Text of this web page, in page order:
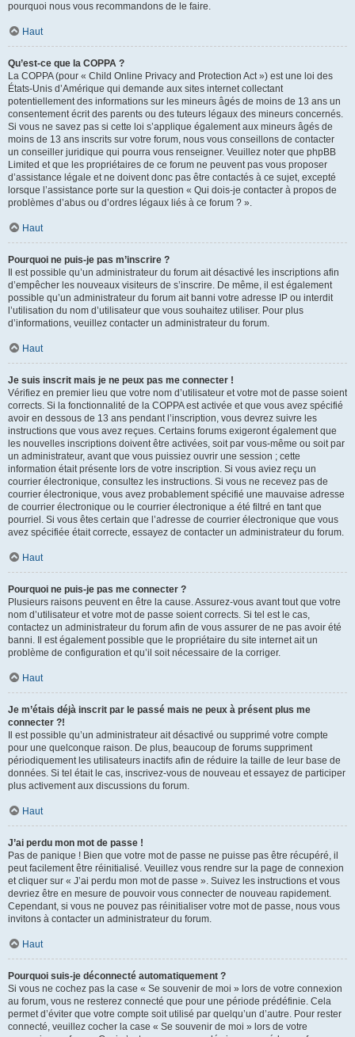
pourquoi nous vous recommandons de le faire.
Haut
Qu’est-ce que la COPPA ?
La COPPA (pour « Child Online Privacy and Protection Act ») est une loi des
États-Unis d’Amérique qui demande aux sites internet collectant
potentiellement des informations sur les mineurs âgés de moins de 13 ans un
consentement écrit des parents ou des tuteurs légaux des mineurs concernés.
Si vous ne savez pas si cette loi s’applique également aux mineurs âgés de
moins de 13 ans inscrits sur votre forum, nous vous conseillons de contacter
un conseiller juridique qui pourra vous renseigner. Veuillez noter que phpBB
Limited et que les propriétaires de ce forum ne peuvent pas vous proposer
d’assistance légale et ne doivent donc pas être contactés à ce sujet, excepté
lorsque l’assistance porte sur la question « Qui dois-je contacter à propos de
problèmes d’abus ou d’ordres légaux liés à ce forum ? ».
Haut
Pourquoi ne puis-je pas m’inscrire ?
Il est possible qu’un administrateur du forum ait désactivé les inscriptions afin
d’empêcher les nouveaux visiteurs de s’inscrire. De même, il est également
possible qu’un administrateur du forum ait banni votre adresse IP ou interdit
l’utilisation du nom d’utilisateur que vous souhaitez utiliser. Pour plus
d’informations, veuillez contacter un administrateur du forum.
Haut
Je suis inscrit mais je ne peux pas me connecter !
Vérifiez en premier lieu que votre nom d’utilisateur et votre mot de passe soient
corrects. Si la fonctionnalité de la COPPA est activée et que vous avez spécifié
avoir en dessous de 13 ans pendant l’inscription, vous devrez suivre les
instructions que vous avez reçues. Certains forums exigeront également que
les nouvelles inscriptions doivent être activées, soit par vous-même ou soit par
un administrateur, avant que vous puissiez ouvrir une session ; cette
information était présente lors de votre inscription. Si vous aviez reçu un
courrier électronique, consultez les instructions. Si vous ne recevez pas de
courrier électronique, vous avez probablement spécifié une mauvaise adresse
de courrier électronique ou le courrier électronique a été filtré en tant que
pourriel. Si vous êtes certain que l’adresse de courrier électronique que vous
avez spécifiée était correcte, essayez de contacter un administrateur du forum.
Haut
Pourquoi ne puis-je pas me connecter ?
Plusieurs raisons peuvent en être la cause. Assurez-vous avant tout que votre
nom d’utilisateur et votre mot de passe soient corrects. Si tel est le cas,
contactez un administrateur du forum afin de vous assurer de ne pas avoir été
banni. Il est également possible que le propriétaire du site internet ait un
problème de configuration et qu’il soit nécessaire de la corriger.
Haut
Je m’étais déjà inscrit par le passé mais ne peux à présent plus me
connecter ?!
Il est possible qu’un administrateur ait désactivé ou supprimé votre compte
pour une quelconque raison. De plus, beaucoup de forums suppriment
périodiquement les utilisateurs inactifs afin de réduire la taille de leur base de
données. Si tel était le cas, inscrivez-vous de nouveau et essayez de participer
plus activement aux discussions du forum.
Haut
J’ai perdu mon mot de passe !
Pas de panique ! Bien que votre mot de passe ne puisse pas être récupéré, il
peut facilement être réinitialisé. Veuillez vous rendre sur la page de connexion
et cliquer sur « J’ai perdu mon mot de passe ». Suivez les instructions et vous
devriez être en mesure de pouvoir vous connecter de nouveau rapidement.
Cependant, si vous ne pouvez pas réinitialiser votre mot de passe, nous vous
invitons à contacter un administrateur du forum.
Haut
Pourquoi suis-je déconnecté automatiquement ?
Si vous ne cochez pas la case « Se souvenir de moi » lors de votre connexion
au forum, vous ne resterez connecté que pour une période prédéfinie. Cela
permet d’éviter que votre compte soit utilisé par quelqu’un d’autre. Pour rester
connecté, veuillez cocher la case « Se souvenir de moi » lors de votre